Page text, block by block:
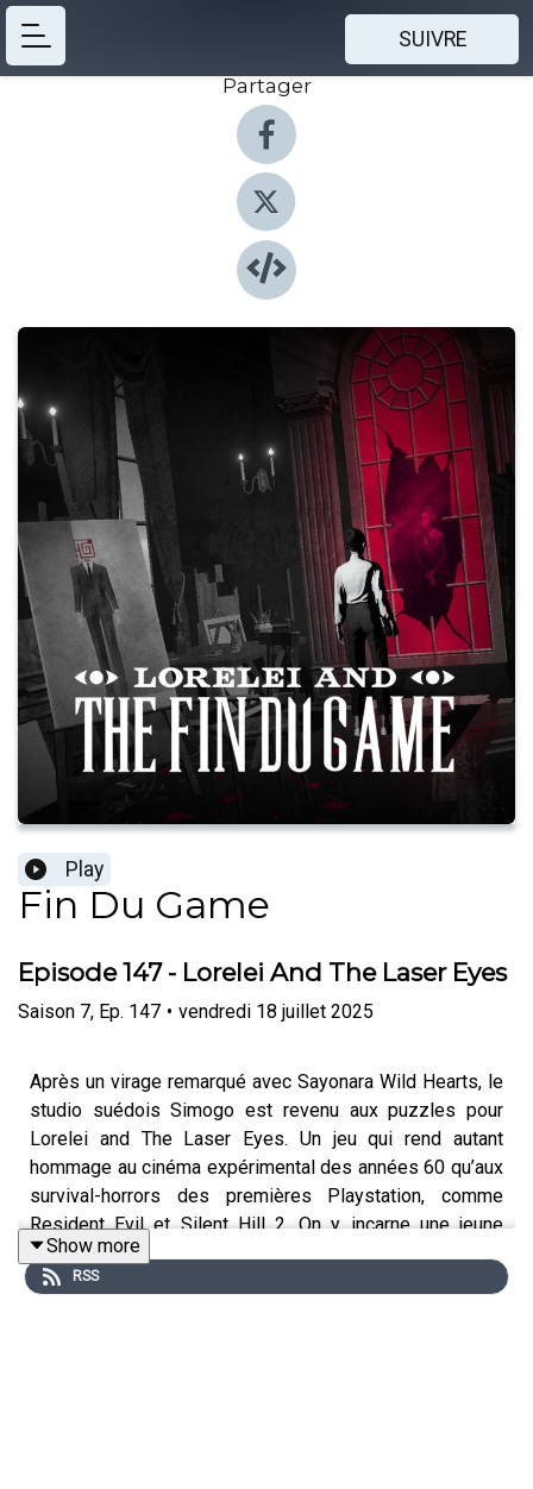
SUIVRE
Partager
Play
Fin Du Game
Episode 147 - Lorelei And The Laser Eyes
Saison 7, Ep. 147 • vendredi 18 juillet 2025
Après un virage remarqué avec Sayonara Wild Hearts, le
studio suédois Simogo est revenu aux puzzles pour
Lorelei and The Laser Eyes. Un jeu qui rend autant
hommage au cinéma expérimental des années 60 qu’aux
survival-horrors des premières Playstation, comme
Resident Evil et Silent Hill 2. On y incarne une jeune
femme (presque) seule dans un immense manoir, qui va
devoir naviguer entre les époques mais aussi et surtout
Show more
RSS